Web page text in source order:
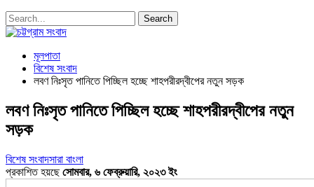
মূলপাতা
বিশেষ সংবাদ
লবণ নিঃসৃত পানিতে পিচ্ছিল হচ্ছে শাহপরীরদ্বীপের নতুন সড়ক
লবণ নিঃসৃত পানিতে পিচ্ছিল হচ্ছে শাহপরীরদ্বীপের নতুন
সড়ক
বিশেষ সংবাদসারা বাংলা
প্রকাশিত হয়ছেসোমবার, ৬ ফেব্রুয়ারি, ২০২৩ ইং